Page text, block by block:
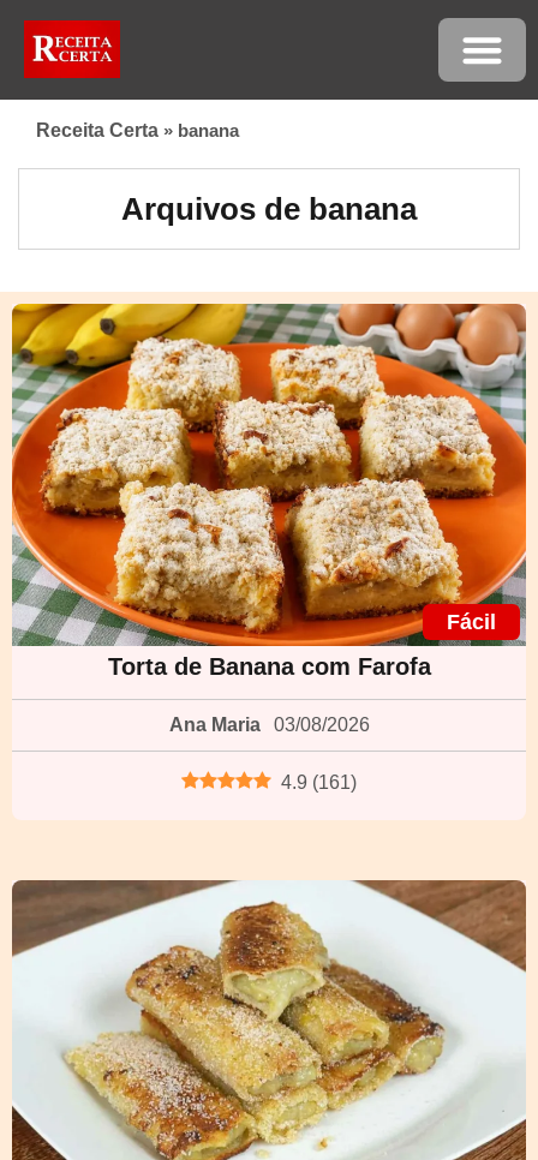
Receita Certa » banana
Arquivos de banana
Fácil
Torta de Banana com Farofa
Ana Maria 03/08/2026
4.9 (161)